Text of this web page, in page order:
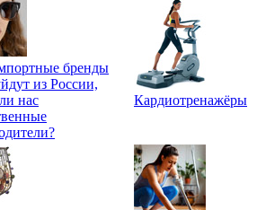
бренды
из России,
нас
Кардиотренажёры